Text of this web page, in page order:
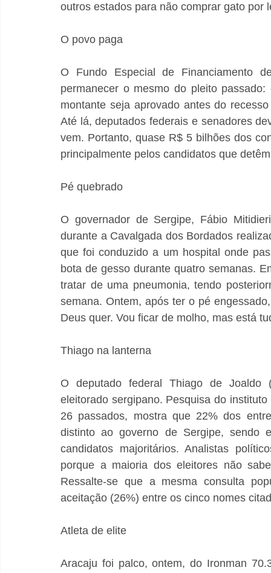
outros estados para não comprar gato por
O povo paga
O Fundo Especial de Financiamento
permanecer o mesmo do pleito
montante seja aprovado antes do
Até lá, deputados federais e senadores
vem. Portanto, quase R$ 5 bilhões dos
principalmente pelos candidatos que
Pé quebrado
O governador de Sergipe, Fábio
durante a Cavalgada dos Bordados
que foi conduzido a um hospital onde
bota de gesso durante quatro semanas.
tratar de uma pneumonia, tendo
semana. Ontem, após ter o pé
Deus quer. Vou ficar de molho, mas está
Thiago na lanterna
O deputado federal Thiago de Joaldo
eleitorado sergipano. Pesquisa do
26 passados, mostra que 22% dos
distinto ao governo de Sergipe, sendo
candidatos majoritários. Analistas
porque a maioria dos eleitores não
Ressalte-se que a mesma consulta
aceitação (26%) entre os cinco nomes
Atleta de elite
Aracaju foi palco, ontem, do Ironman